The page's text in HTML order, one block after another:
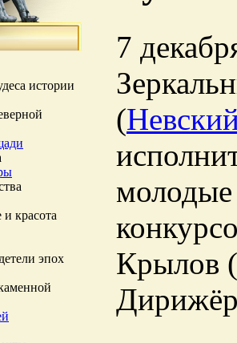
истории
красота
эпох
7
(
Крылов